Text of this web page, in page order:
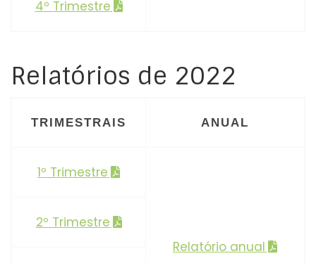
4º Trimestre
Relatórios de 2022
TRIMESTRAIS ANUAL
1º Trimestre
Relatório anual
2º Trimestre